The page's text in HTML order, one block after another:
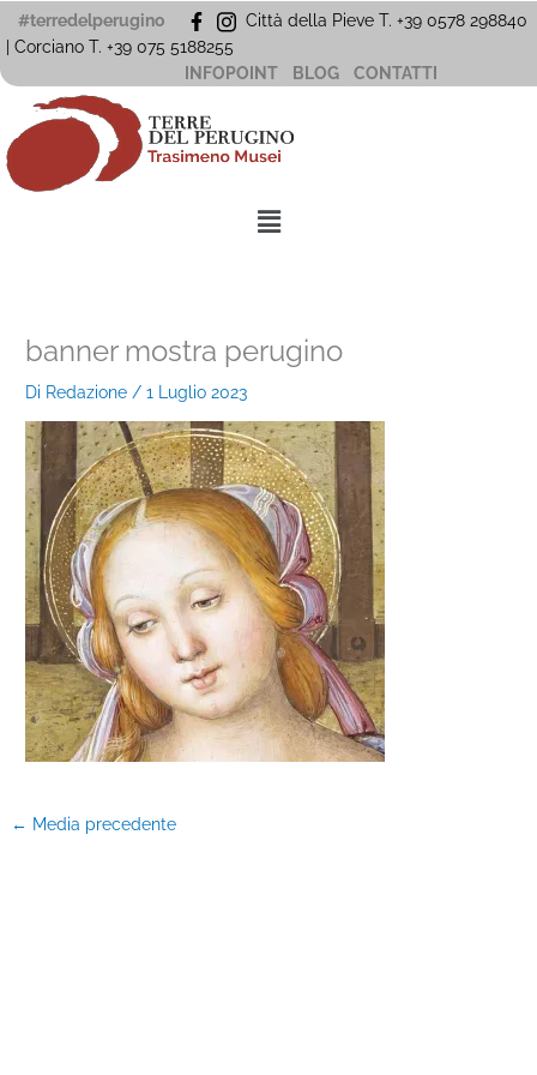
Vai
al
#terredelperugino
Città della Pieve T. +39 0578 298840
| Corciano T. +39 075 5188255
INFOPOINT
BLOG CONTATTI
Menu
banner mostra perugino
Di Redazione/1 Luglio 2023
← Media precedente